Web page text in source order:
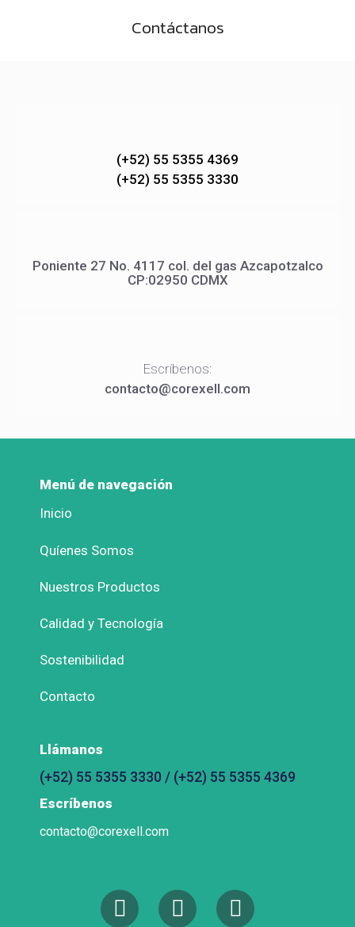
Contáctanos
(+52) 55 5355 4369
(+52) 55 5355 3330
Poniente 27 No. 4117 col. del gas Azcapotzalco
CP:02950 CDMX
Escríbenos:
contacto@corexell.com
Menú de navegación
Inicio
Quíenes Somos
Nuestros Productos
Calidad y Tecnología
Sostenibilidad
Contacto
Llámanos
(+52) 55 5355 3330 / (+52) 55 5355 4369
Escríbenos
contacto@corexell.com